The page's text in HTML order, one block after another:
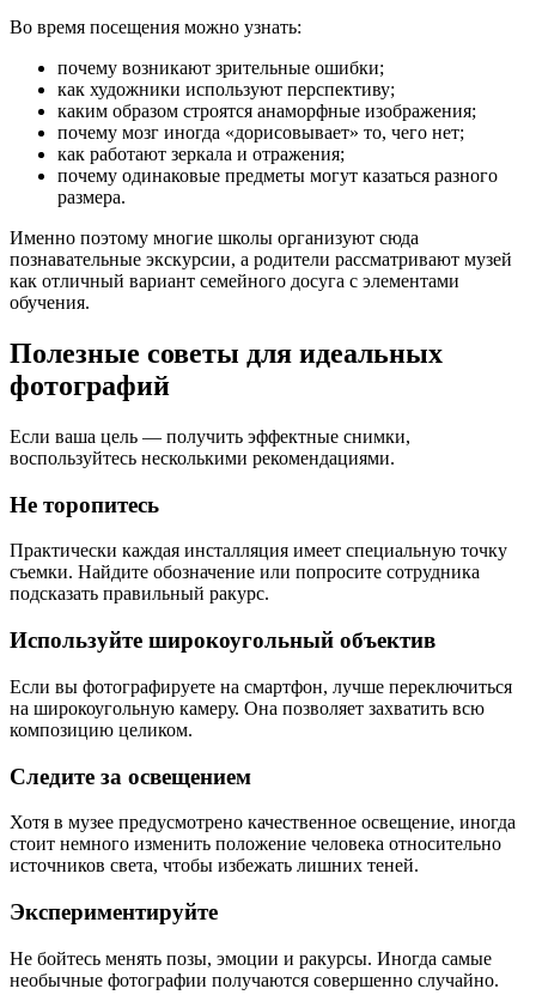
Во время посещения можно узнать:
почему возникают зрительные ошибки;
как художники используют перспективу;
каким образом строятся анаморфные изображения;
почему мозг иногда «дорисовывает» то, чего нет;
как работают зеркала и отражения;
почему одинаковые предметы могут казаться разного
размера.
Именно поэтому многие школы организуют сюда
познавательные экскурсии, а родители рассматривают музей
как отличный вариант семейного досуга с элементами
обучения.
Полезные советы для идеальных
фотографий
Если ваша цель — получить эффектные снимки,
воспользуйтесь несколькими рекомендациями.
Не торопитесь
Практически каждая инсталляция имеет специальную точку
съемки. Найдите обозначение или попросите сотрудника
подсказать правильный ракурс.
Используйте широкоугольный объектив
Если вы фотографируете на смартфон, лучше переключиться
на широкоугольную камеру. Она позволяет захватить всю
композицию целиком.
Следите за освещением
Хотя в музее предусмотрено качественное освещение, иногда
стоит немного изменить положение человека относительно
источников света, чтобы избежать лишних теней.
Экспериментируйте
Не бойтесь менять позы, эмоции и ракурсы. Иногда самые
необычные фотографии получаются совершенно случайно.